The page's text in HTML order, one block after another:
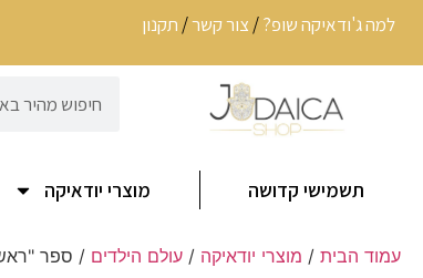
למה ג'ודאיקה שופ?/ צור קשר/ תקנון
תשמישי קדושה מוצרי יודאיקה
עמוד הבית / מוצרי יודאיקה / עולם הילדים / ספר